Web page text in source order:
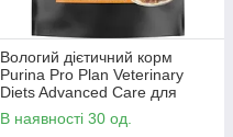
Вологий дієтичний корм
Purina Pro Plan Veterinary
Diets Advanced Care для
дорослих кішок при патології
нирок з куркою 85 гр
В наявності 30 од.